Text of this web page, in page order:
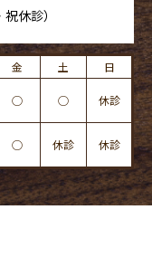
休診）
金 土
日
◯ ◯ 休診
◯ 休診 休診